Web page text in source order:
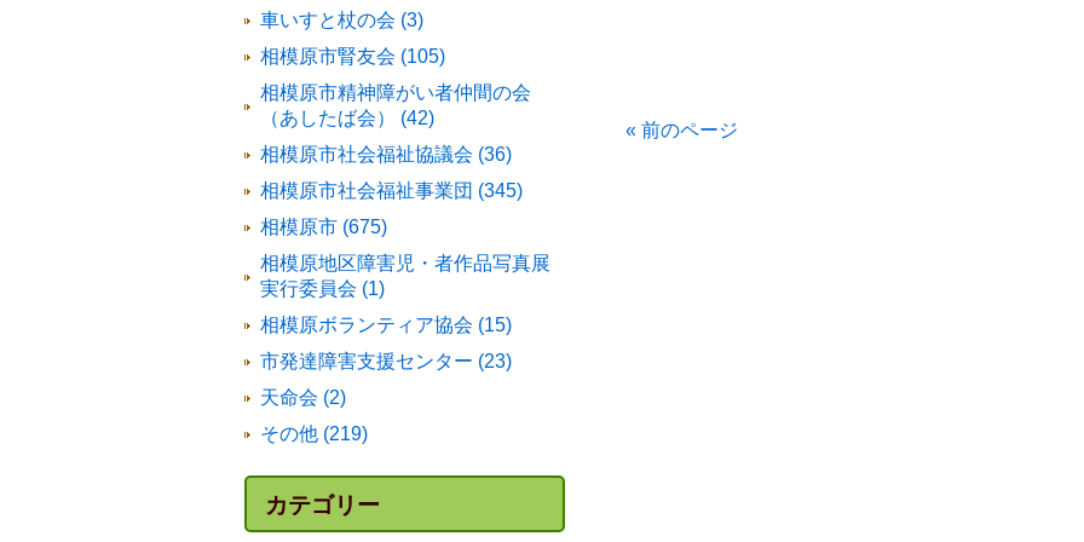
« 前のページ
車いすと杖の会 (3)
相模原市腎友会 (105)
相模原市精神障がい者仲間の会
（あしたば会） (42)
相模原市社会福祉協議会 (36)
相模原市社会福祉事業団 (345)
相模原市 (675)
相模原地区障害児・者作品写真展
実行委員会 (1)
相模原ボランティア協会 (15)
市発達障害支援センター (23)
天命会 (2)
その他 (219)
カテゴリー